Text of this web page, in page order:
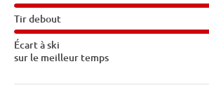
Tir debout
Écart à ski
sur le meilleur temps